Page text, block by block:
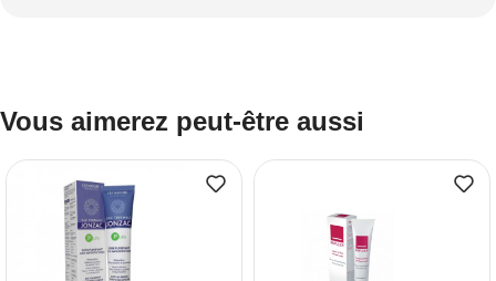
Vous aimerez peut-être aussi